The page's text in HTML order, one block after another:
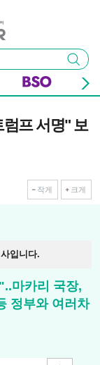
검색
럼프 서명" 보
작게 크게
입니다.
마카리 국장,
정부와 여러차